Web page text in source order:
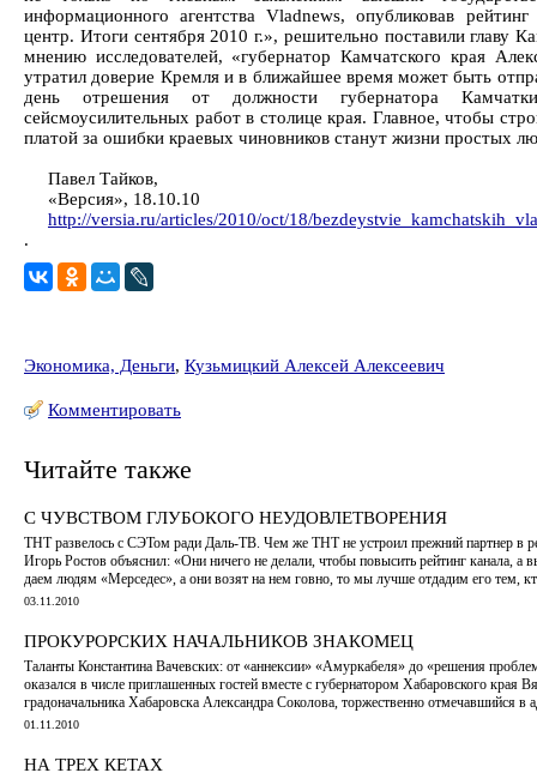
информационного агентства Vladnews, опубликовав
центр. Итоги сентября 2010 г.», решительно поставили главу
мнению исследователей, «губернатор Камчатского края
утратил доверие Кремля и в ближайшее время может быть
день отрешения от должности губернатора
сейсмоусилительных работ в столице края. Главное, чтобы
платой за ошибки краевых чиновников станут жизни простых
Павел Тайков,
«Версия», 18.10.10
http://versia.ru/articles/2010/oct/18/
.
Экономика, Деньги, Кузьмицкий Алексей Алексеевич
Комментировать
Читайте также
С ЧУВСТВОМ ГЛУБОКОГО НЕУДОВЛЕТВОРЕНИЯ
ТНТ развелось с СЭТом ради Даль-ТВ. Чем же ТНТ не устроил прежний партнер в
Игорь Ростов объяснил: «Они ничего не делали, чтобы повысить рейтинг канала, а
даем людям «Мерседес», а они возят на нем говно, то мы лучше отдадим его тем,
03.11.2010
ПРОКУРОРСКИХ НАЧАЛЬНИКОВ ЗНАКОМЕЦ
Таланты Константина Вачевских: от «аннексии» «Амуркабеля» до «решения
оказался в числе приглашенных гостей вместе с губернатором Хабаровского
градоначальника Хабаровска Александра Соколова, торжественно отмечавшийся в
01.11.2010
НА ТРЕХ КЕТАХ